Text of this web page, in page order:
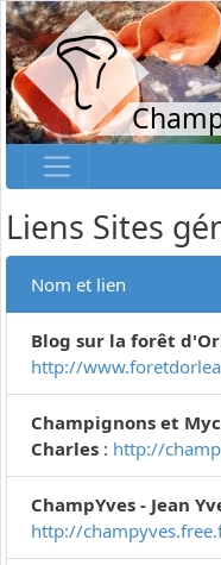
Liens Sites
Nom et lien
Blog sur la forêt
http://
Champignons et
Charles : http://
ChampYves - Jean
http://